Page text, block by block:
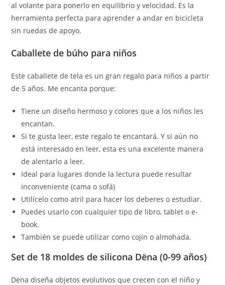
al volante para ponerlo en equilibrio y velocidad. Es la
herramienta perfecta para aprender a andar en bicicleta
sin ruedas de apoyo.
Caballete de búho para niños
Este caballete de tela es un gran regalo para niños a partir
de 5 años. Me encanta porque:
Tiene un diseño hermoso y colores que a los niños les
encantan.
Si te gusta leer, este regalo te encantará. Y si aún no
está interesado en leer, esta es una excelente manera
de alentarlo a leer.
Ideal para lugares donde la lectura puede resultar
inconveniente (cama o sofá)
Utilícelo como atril para hacer los deberes o estudiar.
Puedes usarlo con cualquier tipo de libro, tablet o e-
book.
También se puede utilizar como cojín o almohada.
Set de 18 moldes de silicona Dëna (0-99 años)
Dëna diseña objetos evolutivos que crecen con el niño y